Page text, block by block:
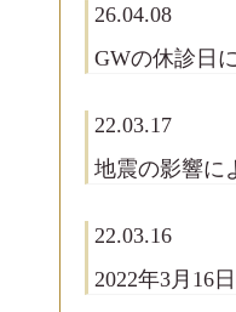
26.04.08
GWの休診日
22.03.17
地震の影響に
22.03.16
2022年3月16